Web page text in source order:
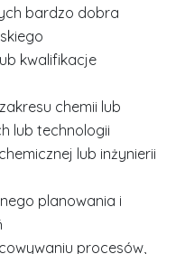
bardzo dobra
kwalifikacje
chemii lub
lub technologii
lub inżynierii
planowania i
procesów,